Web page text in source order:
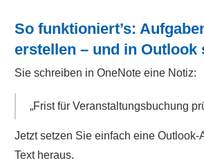
So funktioniert’s:
erstellen – und in Outlook
Sie schreiben in OneNote eine Notiz:
„Frist für Veranstaltungsbuchung
Jetzt setzen Sie einfach eine Outlook-
Text heraus.